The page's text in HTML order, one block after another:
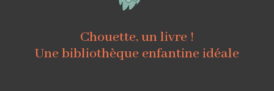
Chouette, un livre !
Une bibliothèque enfantine idéale